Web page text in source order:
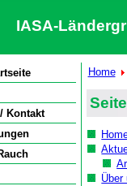
IASA-
Kontakt
Home
Über